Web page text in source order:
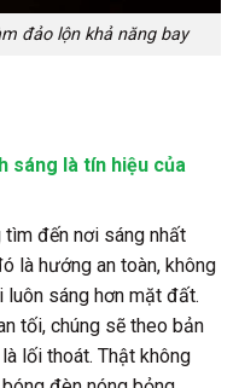
đảo lộn khả năng bay
sáng là tín hiệu của
đến nơi sáng nhất
là hướng an toàn, không
luôn sáng hơn mặt đất.
tối, chúng sẽ theo bản
lối thoát. Thật không